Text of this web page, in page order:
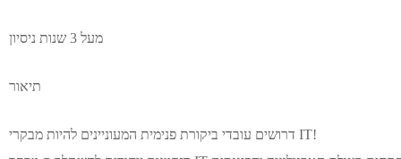
מעל 3 שנות ניסיון
תיאור
דרושים עובדי ביקורת פנימית המעוניינים להיות מבקרי IT!